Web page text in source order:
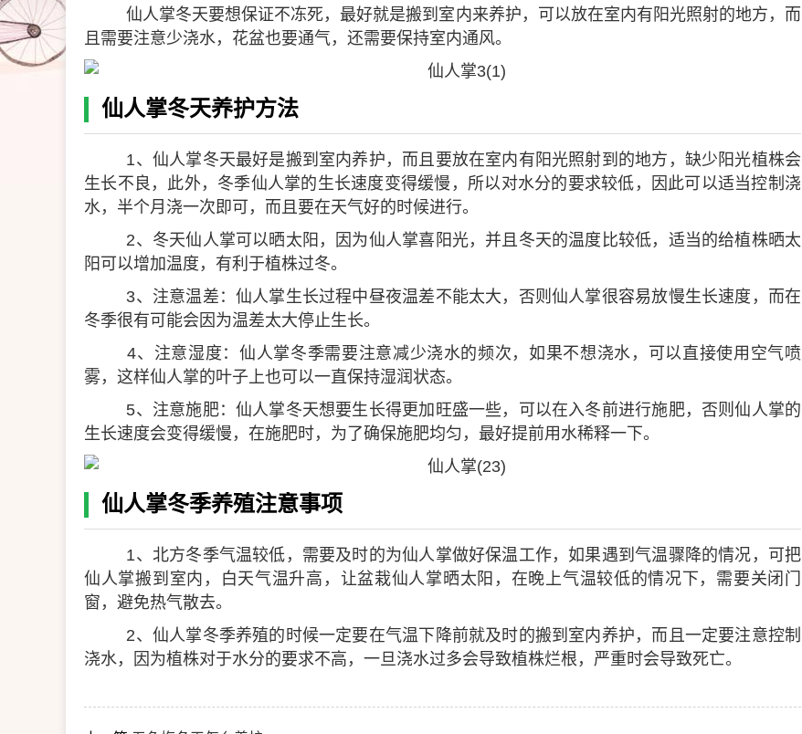
仙人掌冬天要想保证不冻死，最好就是搬到室内来养护，可以放在室内有阳光照射的地方，而
且需要注意少浇水，花盆也要通气，还需要保持室内通风。
仙人掌冬天养护方法
1、仙人掌冬天最好是搬到室内养护，而且要放在室内有阳光照射到的地方，缺少阳光植株会
生长不良，此外，冬季仙人掌的生长速度变得缓慢，所以对水分的要求较低，因此可以适当控制浇
水，半个月浇一次即可，而且要在天气好的时候进行。
2、冬天仙人掌可以晒太阳，因为仙人掌喜阳光，并且冬天的温度比较低，适当的给植株晒太
阳可以增加温度，有利于植株过冬。
3、注意温差：仙人掌生长过程中昼夜温差不能太大，否则仙人掌很容易放慢生长速度，而在
冬季很有可能会因为温差太大停止生长。
4、注意湿度：仙人掌冬季需要注意减少浇水的频次，如果不想浇水，可以直接使用空气喷
雾，这样仙人掌的叶子上也可以一直保持湿润状态。
5、注意施肥：仙人掌冬天想要生长得更加旺盛一些，可以在入冬前进行施肥，否则仙人掌的
生长速度会变得缓慢，在施肥时，为了确保施肥均匀，最好提前用水稀释一下。
仙人掌冬季养殖注意事项
1、北方冬季气温较低，需要及时的为仙人掌做好保温工作，如果遇到气温骤降的情况，可把
仙人掌搬到室内，白天气温升高，让盆栽仙人掌晒太阳，在晚上气温较低的情况下，需要关闭门
窗，避免热气散去。
2、仙人掌冬季养殖的时候一定要在气温下降前就及时的搬到室内养护，而且一定要注意控制
浇水，因为植株对于水分的要求不高，一旦浇水过多会导致植株烂根，严重时会导致死亡。